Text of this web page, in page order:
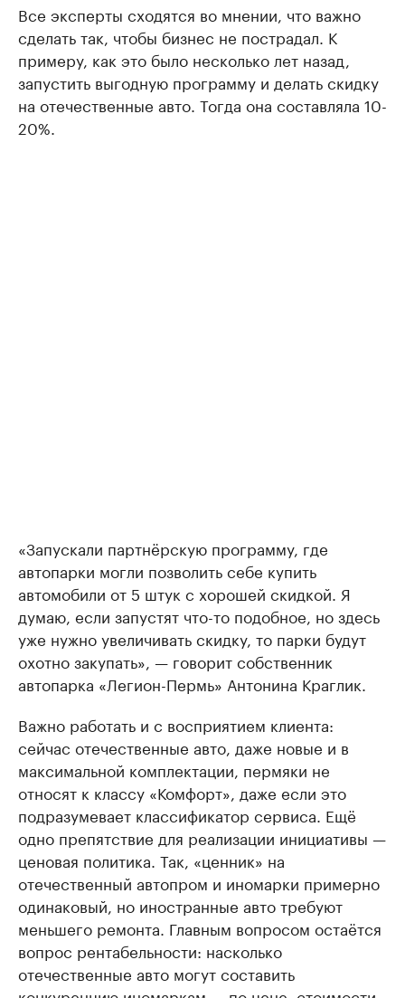
Все эксперты сходятся во мнении, что важно
сделать так, чтобы бизнес не пострадал. К
примеру, как это было несколько лет назад,
запустить выгодную программу и делать скидку
на отечественные авто. Тогда она составляла 10-
20%.
«Запускали партнёрскую программу, где
автопарки могли позволить себе купить
автомобили от 5 штук с хорошей скидкой. Я
думаю, если запустят что-то подобное, но здесь
уже нужно увеличивать скидку, то парки будут
охотно закупать», — говорит собственник
автопарка «Легион-Пермь» Антонина Краглик.
Важно работать и с восприятием клиента:
сейчас отечественные авто, даже новые и в
максимальной комплектации, пермяки не
относят к классу «Комфорт», даже если это
подразумевает классификатор сервиса. Ещё
одно препятствие для реализации инициативы —
ценовая политика. Так, «ценник» на
отечественный автопром и иномарки примерно
одинаковый, но иностранные авто требуют
меньшего ремонта. Главным вопросом остаётся
вопрос рентабельности: насколько
отечественные авто могут составить